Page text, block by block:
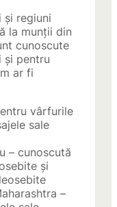
și regiuni
la munții din
cunoscute
și pentru
ar fi
vârfurile
sale
– cunoscută
și
–